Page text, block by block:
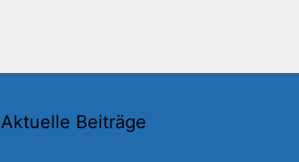
Aktuelle Beiträge